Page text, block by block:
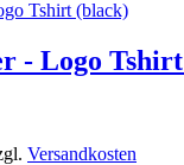
- Logo
Versandkosten